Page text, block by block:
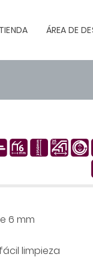
ÁREA DE
6 mm
limpieza